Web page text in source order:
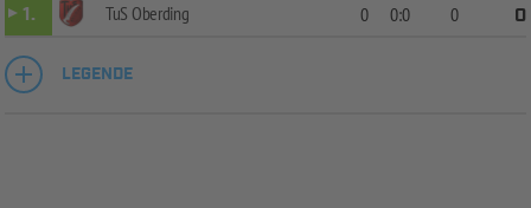
1.
TuS Oberding 0 0:0 0 0
LEGENDE